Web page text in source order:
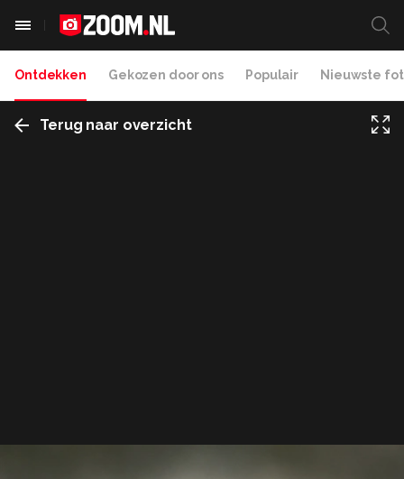
Ontdekken Gekozen door ons Populair Nieuwste
Terug naar overzicht